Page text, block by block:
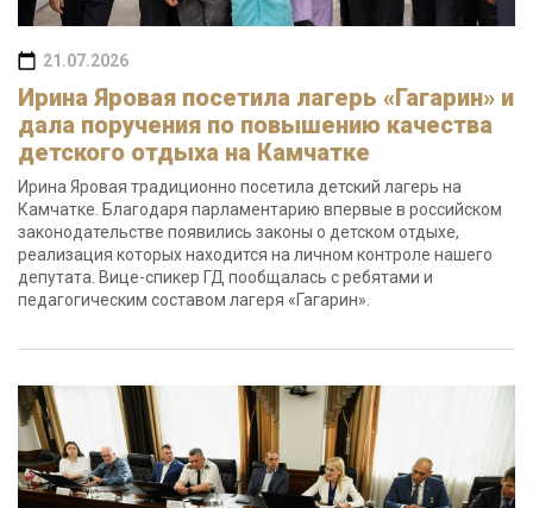
21.07.2026
Ирина Яровая посетила лагерь «Гагарин» и
дала поручения по повышению качества
детского отдыха на Камчатке
Ирина Яровая традиционно посетила детский лагерь на
Камчатке. Благодаря парламентарию впервые в российском
законодательстве появились законы о детском отдыхе,
реализация которых находится на личном контроле нашего
депутата. Вице-спикер ГД пообщалась с ребятами и
педагогическим составом лагеря «Гагарин».